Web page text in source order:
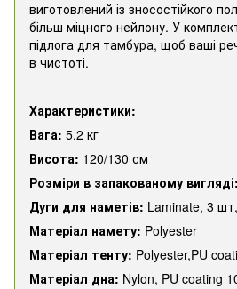
виготовлений із зносостійкого
більш міцного нейлону. У
підлога для тамбура, щоб ваші
в чистоті.
Характеристики:
Вага: 5.2 кг
Висота: 120/130 см
Розміри в запакованому вигляді:
Дуги для наметів: Laminate, 3
Матеріал намету: Polyester
Матеріал тенту: Polyester,PU
Матеріал дна: Nylon, PU coating